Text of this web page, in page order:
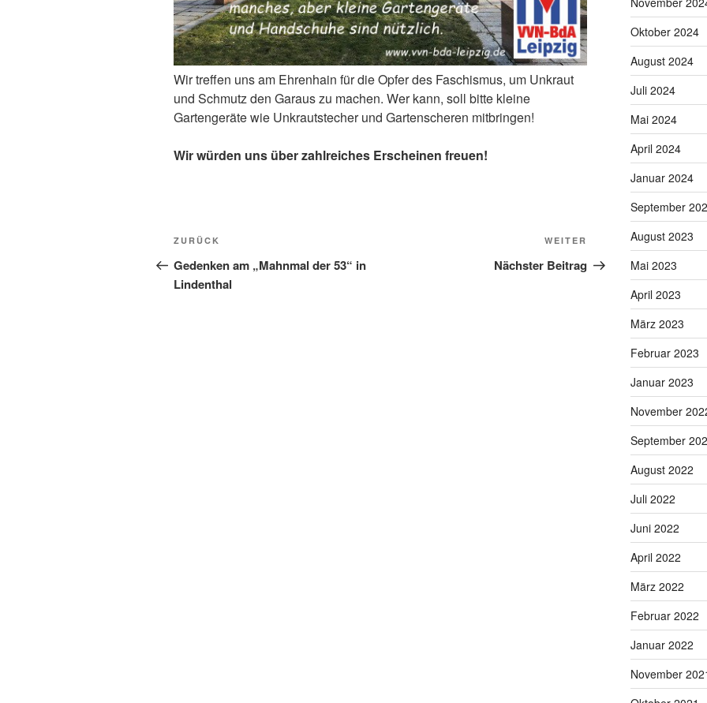
Wir treffen uns am Ehrenhain für die Opfer des Faschismus, um Unkraut
und Schmutz den Garaus zu machen. Wer kann, soll bitte kleine
Gartengeräte wie Unkrautstecher und Gartenscheren mitbringen!
Wir würden uns über zahlreiches Erscheinen freuen!
Beitragsnavigation
Vorheriger
Beitrag
ZURÜCK
Gedenken am „Mahnmal der 53“ in
Lindenthal
Nächster
Beitrag
WEITER
Nächster Beitrag
Oktober 2024
August 2024
Juli 2024
Mai 2024
April 2024
Januar 2024
September
August 2023
Mai 2023
April 2023
März 2023
Februar 2023
Januar 2023
November
September
August 2022
Juli 2022
Juni 2022
April 2022
März 2022
Februar 2022
Januar 2022
November